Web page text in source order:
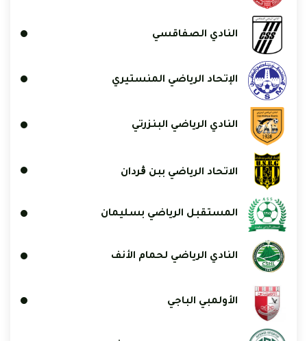
النادي الصفاقسي
الإتحاد الرياضي المنستيري
النادي الرياضي البنزرتي
الاتحاد الرياضي ببن ڨردان
المستقبل الرياضي بسليمان
النادي الرياضي لحمام الأنف
الأولمبي الباجي